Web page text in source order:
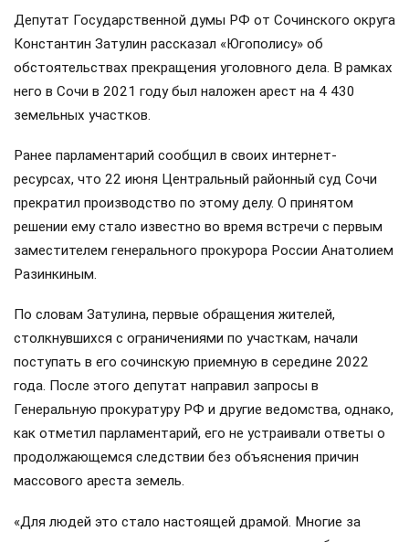
Депутат Государственной думы РФ от Сочинского округа
Константин Затулин рассказал «Югополису» об
обстоятельствах прекращения уголовного дела. В рамках
него в Сочи в 2021 году был наложен арест на 4 430
земельных участков.
Ранее парламентарий сообщил в своих интернет-
ресурсах, что 22 июня Центральный районный суд Сочи
прекратил производство по этому делу. О принятом
решении ему стало известно во время встречи с первым
заместителем генерального прокурора России Анатолием
Разинкиным.
По словам Затулина, первые обращения жителей,
столкнувшихся с ограничениями по участкам, начали
поступать в его сочинскую приемную в середине 2022
года. После этого депутат направил запросы в
Генеральную прокуратуру РФ и другие ведомства, однако,
как отметил парламентарий, его не устраивали ответы о
продолжающемся следствии без объяснения причин
массового ареста земель.
«Для людей это стало настоящей драмой. Многие за